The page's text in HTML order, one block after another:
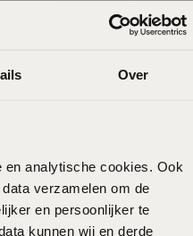
Over
en analytische cookies. Ook
verzamelen om de
en persoonlijker te
kunnen wij en derde